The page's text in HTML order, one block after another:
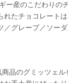
ー産のこだわりの
たチョコレート
グレープ／ソー
品のグミッツェ